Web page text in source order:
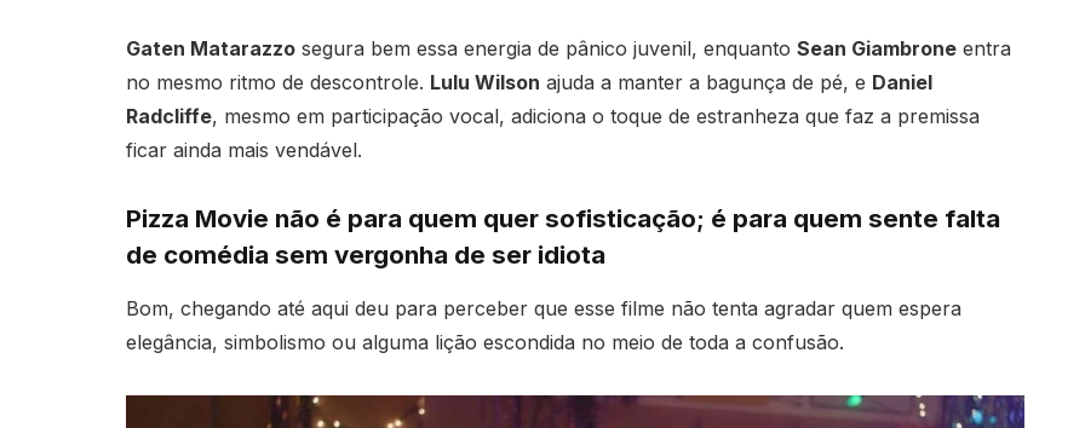
Gaten Matarazzosegura bem essa energia de pânico juvenil, enquanto Sean Giambroneentra
no mesmo ritmo de descontrole. Lulu Wilson ajuda a manter a bagunça de pé, e Daniel
Radcliffe, mesmo em participação vocal, adiciona o toque de estranheza que faz a premissa
ficar ainda mais vendável.
Pizza Movie não é para quem quer sofisticação; é para quem sente falta
de comédia sem vergonha de ser idiota
Bom, chegando até aqui deu para perceber que esse filme não tenta agradar quem espera
elegância, simbolismo ou alguma lição escondida no meio de toda a confusão.